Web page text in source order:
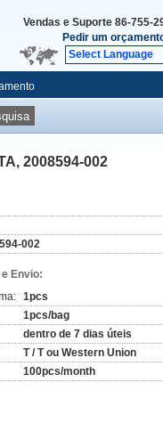
Vendas e Suporte 86-755-
Pedir um
Select Language
2008594-002
002
Envio:
1pcs
1pcs/bag
dentro de 7 dias úteis
T / T ou Western Union
100pcs/month